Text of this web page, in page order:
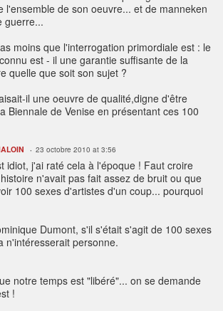
l'ensemble de son oeuvre... et de manneken
guerre...
moins que l'interrogation primordiale est : le
est - il une garantie suffisante de la
quelle que soit son sujet ?
il une oeuvre de qualité,digne d'être
Biennale de Venise en présentant ces 100
23 octobre 2010 at 3:56
idiot, j'ai raté cela à l'époque ! Faut croire
n'avait pas fait assez de bruit ou que
100 sexes d'artistes d'un coup... pourquoi
Dumont, s'il s'était s'agit de 100 sexes
n'intéresserait personne.
notre temps est "libéré"... on se demande
!